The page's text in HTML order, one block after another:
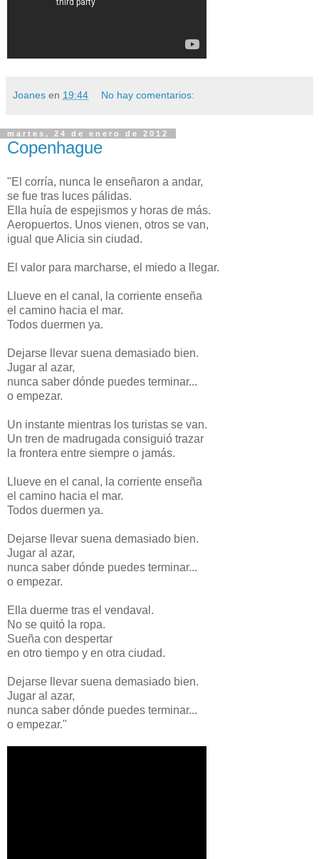
Joanes en 19:44 No hay comentarios:
martes, 24 de enero de 2012
Copenhague
"El corría, nunca le enseñaron a andar,
se fue tras luces pálidas.
Ella huía de espejismos y horas de más.
Aeropuertos. Unos vienen, otros se van,
igual que Alicia sin ciudad.
El valor para marcharse, el miedo a llegar.
Llueve en el canal, la corriente enseña
el camino hacia el mar.
Todos duermen ya.
Dejarse llevar suena demasiado bien.
Jugar al azar,
nunca saber dónde puedes terminar...
o empezar.
Un instante mientras los turistas se van.
Un tren de madrugada consiguió trazar
la frontera entre siempre o jamás.
Llueve en el canal, la corriente enseña
el camino hacia el mar.
Todos duermen ya.
Dejarse llevar suena demasiado bien.
Jugar al azar,
nunca saber dónde puedes terminar...
o empezar.
Ella duerme tras el vendaval.
No se quitó la ropa.
Sueña con despertar
en otro tiempo y en otra ciudad.
Dejarse llevar suena demasiado bien.
Jugar al azar,
nunca saber dónde puedes terminar...
o empezar."